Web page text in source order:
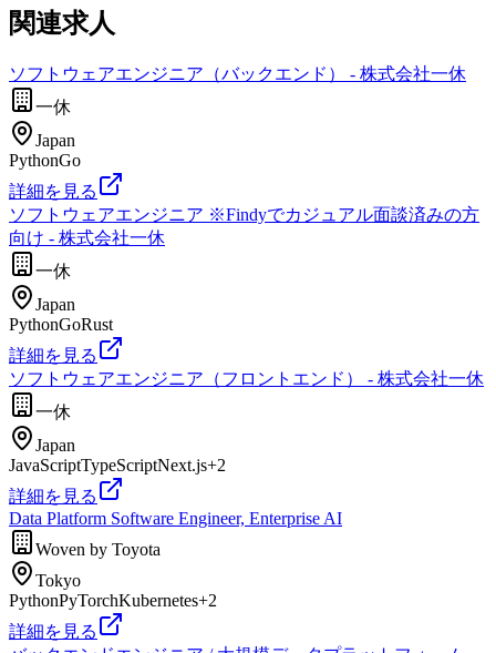
関連求人
ソフトウェアエンジニア（バックエンド） - 株式会社一休
一休
Japan
PythonGo
詳細を見る
ソフトウェアエンジニア ※Findyでカジュアル面談済みの方
向け - 株式会社一休
一休
Japan
PythonGoRust
詳細を見る
ソフトウェアエンジニア（フロントエンド） - 株式会社一休
一休
Japan
JavaScriptTypeScriptNext.js+2
詳細を見る
Data Platform Software Engineer, Enterprise AI
Woven by Toyota
Tokyo
PythonPyTorchKubernetes+2
詳細を見る